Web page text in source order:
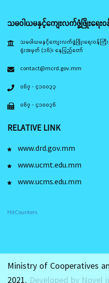
သမဝါယမနှင့်ကျေးလက်ဖွံ့ဖြိုးရေးဝ
သမဝါယမနှင့်ကျေးလက်ဖွံ့ဖြိုးရေးဝန်ကြီး
ရုံးအမှတ် (၁၆)၊ နေပြည်တော်
contact@mcrd.gov.mm
၀၆၇ - ၄၁၀၀၃၃
၀၆၇ - ၄၁၀၀၃၆
RELATIVE LINK
www.drd.gov.mm
www.ucmt.edu.mm
www.ucms.edu.mm
HitCounters
Ministry of Cooperatives
2021. Developed by Novel